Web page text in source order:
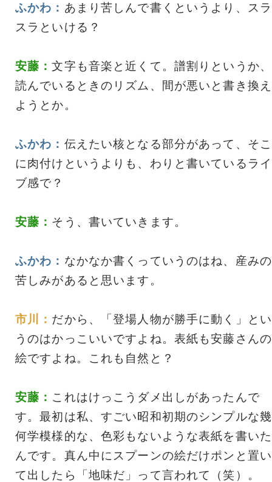
ふかわ： あまり苦しんで書くというより、スラ
スラといける？
安藤：文字も音楽と近くて。譜割りというか、
読んでいるときのリズム、間が悪いと書き換え
ようとか。
ふかわ： 伝えたい核となる部分があって、そこ
に肉付けというよりも、わりと書いているライ
ブ感で？
安藤： そう、書いていきます。
ふかわ： なかなか書くっていうのはね、産みの
苦しみがあると思います。
市川： だから、「登場人物が勝手に動く」とい
うのはかっこいいですよね。表紙も安藤さんの
絵ですよね。これも自然と？
安藤： これはけっこうダメ出しがあったんで
す。最初は私、すごい昭和初期のシンプルな幾
何学模様的な、色彩もないような表紙を書いた
んです。真ん中にスプーンの絵だけポンと置い
て出したら「地味だ」って言われて（笑）。